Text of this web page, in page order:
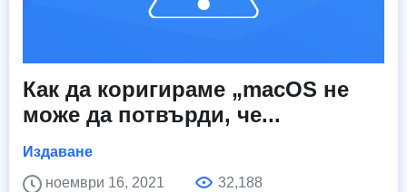
Как да коригираме „macOS не
може да потвърди, че...
Издаване
ноември 16, 2021
32,188